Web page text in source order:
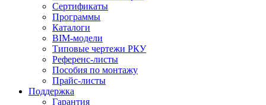
Сертификаты
Программы
Каталоги
BIM-модели
Типовые чертежи РКУ
Референс-листы
Пособия по монтажу
Прайс-листы
Поддержка
Гарантия